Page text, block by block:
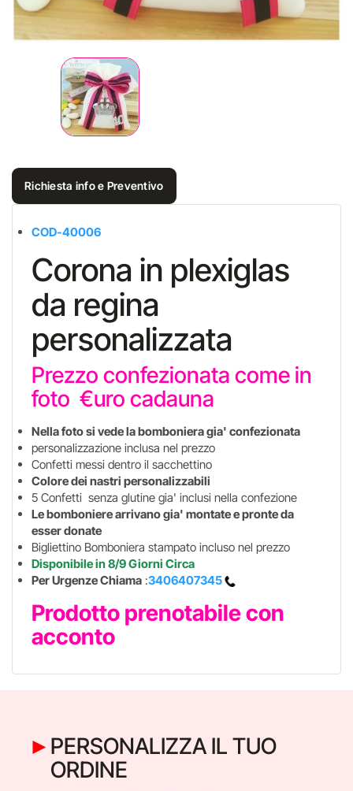
Richiesta info e Preventivo
COD-40006
Corona in plexiglas
da regina
personalizzata
Prezzo confezionata come in
foto €uro cadauna
Nella foto si vede la bomboniera gia' confezionata
personalizzazione inclusa nel prezzo
Confetti messi dentro il sacchettino
Colore dei nastri personalizzabili
5 Confetti senza glutine gia' inclusi nella confezione
Le bomboniere arrivano gia' montate e pronte da
esser donate
Bigliettino Bomboniera stampato incluso nel prezzo
Disponibile in 8/9 Giorni Circa
Per Urgenze Chiama :3406407345
Prodotto prenotabile con
acconto
PERSONALIZZA IL TUO
ORDINE